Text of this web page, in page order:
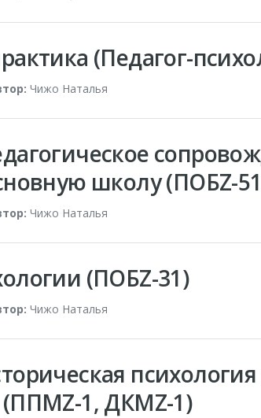
(Педагог-
Чижо Наталья
школу (ПОБZ-
Чижо Наталья
(ПОБZ-31)
Чижо Наталья
(ППМZ-1, ДКМZ-1)